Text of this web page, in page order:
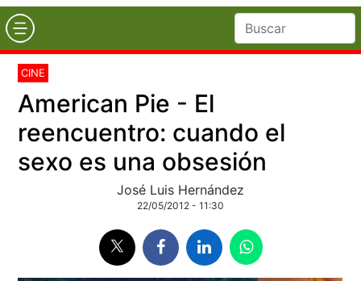
CINE
American Pie - El
reencuentro: cuando el
sexo es una obsesión
José Luis Hernández
22/05/2012 - 11:30